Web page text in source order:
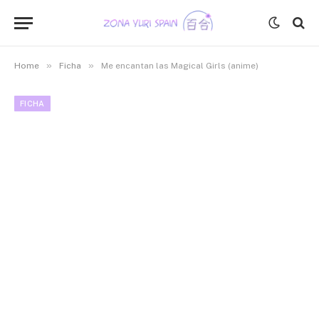
Home » Ficha » Me encantan las Magical Girls (anime)
FICHA